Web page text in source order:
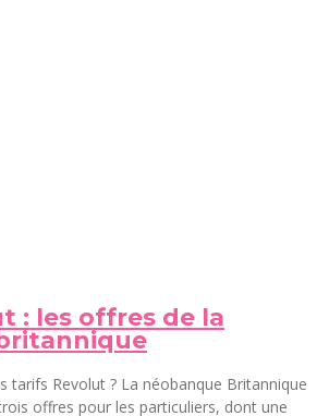
: les offres de la
tarifs Revolut ? La néobanque Britannique
offres pour les particuliers, dont une